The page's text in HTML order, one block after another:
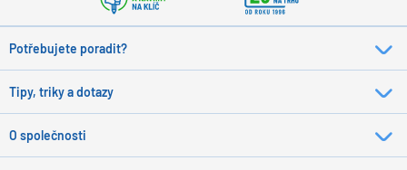
Potřebujete poradit?
Tipy, triky a dotazy
O společnosti